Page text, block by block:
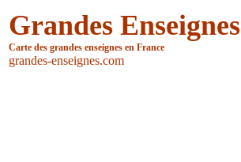
Grandes Enseignes
Carte des grandes enseignes en France
grandes-enseignes.com